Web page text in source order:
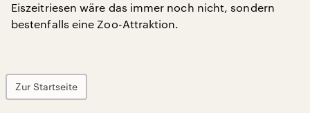
Eiszeitriesen wäre das immer noch nicht, sondern
bestenfalls eine Zoo-Attraktion.
Zur Startseite